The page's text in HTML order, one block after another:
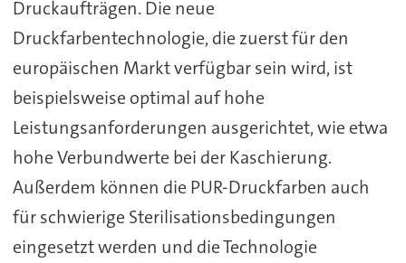
Druckaufträgen. Die neue
Druckfarbentechnologie, die zuerst für den
europäischen Markt verfügbar sein wird, ist
beispielsweise optimal auf hohe
Leistungsanforderungen ausgerichtet, wie etwa
hohe Verbundwerte bei der Kaschierung.
Außerdem können die PUR-Druckfarben auch
für schwierige Sterilisationsbedingungen
eingesetzt werden und die Technologie